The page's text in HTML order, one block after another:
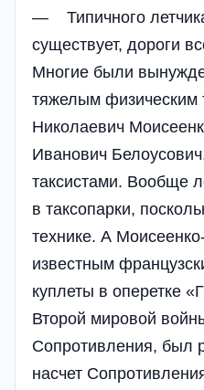
— Типичного
существует, дороги
Многие были
тяжелым физическим
Николаевич
Иванович
таксистами. Вообще
в таксопарки,
технике. А
известным
куплеты в оперетке
Второй мировой
Сопротивления, был
насчет